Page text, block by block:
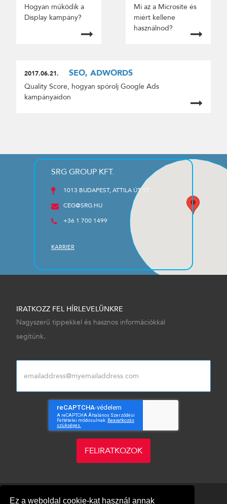
Ez a weboldal cookie-kat használ annak
Hogyan működik a
Display kampány?
Mi az a Microsite és
miért kellene
használnod?
2017.06.21. SEO, ADWORDS
Quality Score, hogyan spórolj Google Ads
kampányaidon
SRG GROUP KFT.
1013 BUDAPEST, ATTILA ÚT 17
CEG@SRG.HU
+36 1 700 1499
KARRIER
IRATKOZZ FEL HÍRLEVELÜNKRE
Nagyszerű tippekkel és hasznos információkkal
segítünk.
FELIRATKOZOK